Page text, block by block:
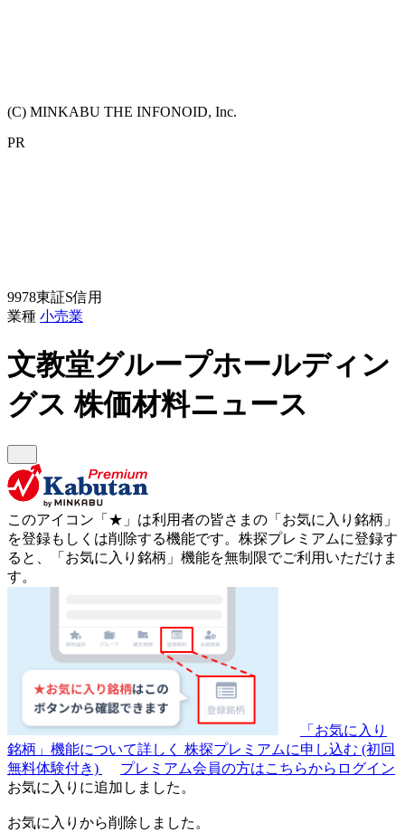
(C) MINKABU THE INFONOID, Inc.
PR
9978東証S信用
業種 小売業
文教堂グループホールディン
グス株価材料ニュース
このアイコン 「★」 は利用者の皆さまの 「お気に入り銘柄」
を登録もしくは削除する機能です。 株探プレミアムに登録す
ると、「お気に入り銘柄」機能を無制限でご利用いただけま
す。
「お気に入り
銘柄」機能について詳しく 株探プレミアムに申し込む (初回
無料体験付き)
プレミアム会員の方はこちらからログイン
お気に入りに追加しました。
お気に入りから削除しました。